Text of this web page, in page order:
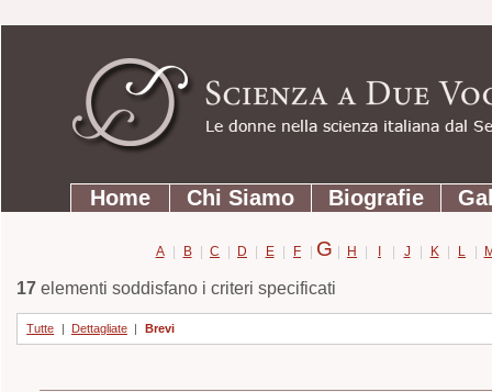
contenuti.
Strumenti
personali
SezioniHome Chi Siamo Biografie
A | B | C | D | E | F | G | H | I | J | K | L |
17elementi soddisfano i criteri specificati
Tutte | Dettagliate | Brevi